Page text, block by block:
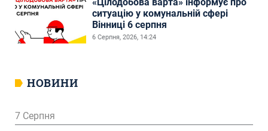
ситуацію у комунальній сфері
Вінниці 6 серпня
6 Серпня, 2026, 14:24
НОВИНИ
7 Серпня